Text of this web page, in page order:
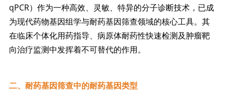
qPCR）作为一种高效、灵敏、特异的分子诊断技术，已成
为现代药物基因组学与耐药基因筛查领域的核心工具。其
在临床个体化用药指导、病原体耐药性快速检测及肿瘤靶
向治疗监测中发挥着不可替代的作用。
二、耐药基因筛查中的耐药基因类型